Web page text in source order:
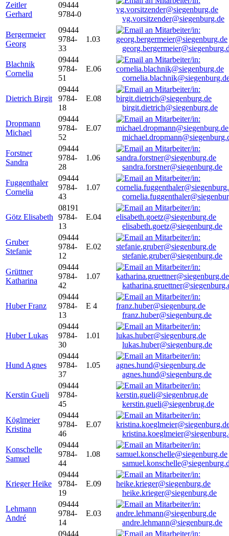
Zeitler
Gerhard
09444
9784-0
vg.vorsitzender@siegenburg.de
Bergermeier
Georg
09444
9784-
33
1.03
Blachnik
Cornelia
09444
9784-
51
E.06
Dietrich Birgit
09444
9784-
18
E.08
birgit.dietrich@siegenburg.de
Dropmann
Michael
09444
9784-
52
E.07
Forstner
Sandra
09444
9784-
28
1.06
sandra.forstner@siegenburg.de
Fuggenthaler
Cornelia
09444
9784-
43
1.07
Götz Elisabeth
08191
9784-
13
E.04
elisabeth.goetz@siegenburg.de
Gruber
Stefanie
09444
9784-
12
E.02
stefanie.gruber@siegenburg.de
Grüttner
Katharina
09444
9784-
42
1.07
Huber Franz
09444
9784-
13
E 4
franz.huber@siegenburg.de
Huber Lukas
09444
9784-
30
1.01
lukas.huber@siegenburg.de
Hund Agnes
09444
9784-
37
1.05
agnes.hund@siegenburg.de
Kerstin Gueli
09444
9784-
45
kerstin.gueli@siegenbrug.de
Köglmeier
Kristina
09444
9784-
46
E.07
Konschelle
Samuel
09444
9784-
44
1.08
Krieger Heike
09444
9784-
19
E.09
heike.krieger@siegenburg.de
Lehmann
André
09444
9784-
14
E.03
andre.lehmann@siegenburg.de
09444